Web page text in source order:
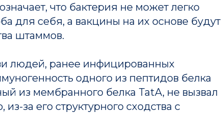
что бактерия не может легко
для себя, а вакцины на их основе будут
штаммов.
людей, ранее инфицированных
одного из пептидов белка
из мембранного белка TatA, не вызвал
за его структурного сходства с